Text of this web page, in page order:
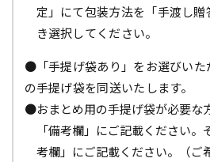
定」にて包装方法を「手渡し
き選択してください。
●「手提げ袋あり」をお選びいた
の手提げ袋を同送いたします。
●おまとめ用の手提げ袋が必要な
「備考欄」にご記載ください
考欄」にご記載ください。（ご